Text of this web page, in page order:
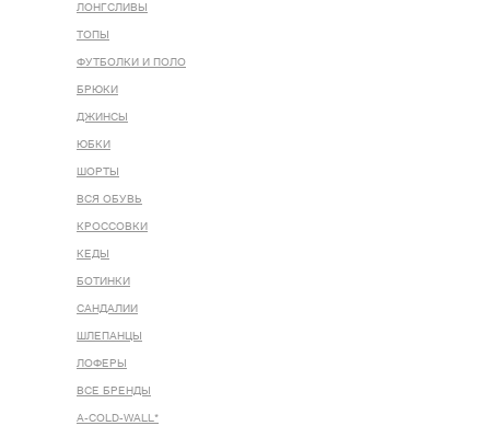
ЛОНГСЛИВЫ
ТОПЫ
ФУТБОЛКИ И ПОЛО
БРЮКИ
ДЖИНСЫ
ЮБКИ
ШОРТЫ
ВСЯ ОБУВЬ
КРОССОВКИ
КЕДЫ
БОТИНКИ
САНДАЛИИ
ШЛЕПАНЦЫ
ЛОФЕРЫ
ВСЕ БРЕНДЫ
A-COLD-WALL*